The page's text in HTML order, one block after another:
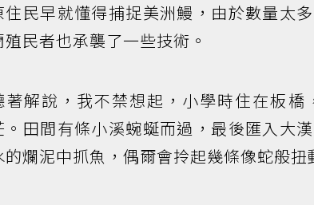
住民早就懂得捕捉美洲鰻，由於數量太
殖民者也承襲了一些技術。
著解說，我不禁想起，小學時住在板
。田間有條小溪蜿蜒而過，最後匯入大
的爛泥中抓魚，偶爾會拎起幾條像蛇般扭